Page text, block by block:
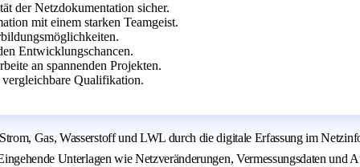
der Netzdokumentation sicher.
mit einem starken Teamgeist.
Entwicklungschancen.
an spannenden Projekten.
Qualifikation.
Gas, Wasserstoff und LWL durch die digitale Erfassung im
Unterlagen wie Netzveränderungen, Vermessungsdaten und